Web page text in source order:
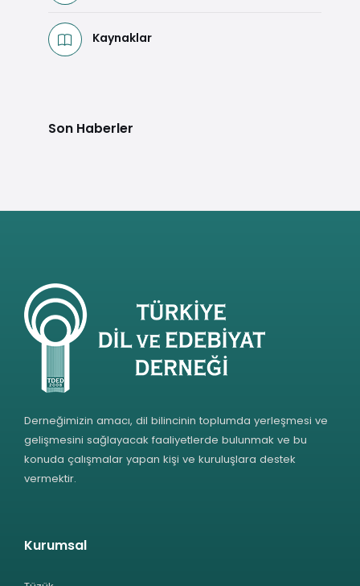
Kaynaklar
Son Haberler
Derneğimizin amacı, dil bilincinin toplumda yerleşmesi ve
gelişmesini sağlayacak faaliyetlerde bulunmak ve bu
konuda çalışmalar yapan kişi ve kuruluşlara destek
vermektir.
Kurumsal